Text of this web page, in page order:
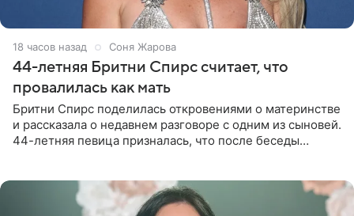
18 часов назад Соня Жарова
44-летняя Бритни Спирс считает, что
провалилась как мать
Бритни Спирс поделилась откровениями о материнстве
и рассказала о недавнем разговоре с одним из сыновей.
44-летняя певица призналась, что после беседы